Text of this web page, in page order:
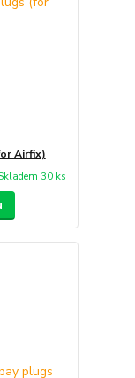
Airfix)
30 ks